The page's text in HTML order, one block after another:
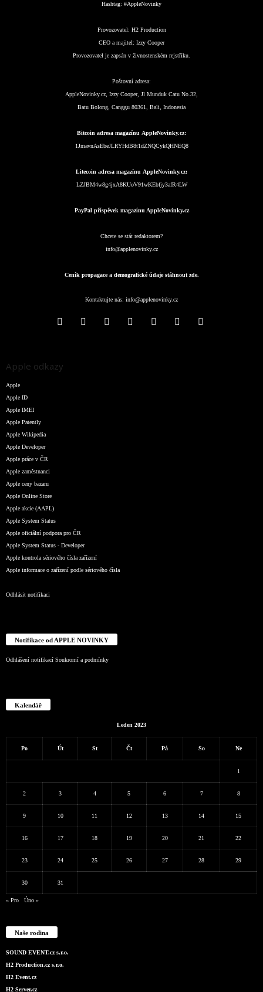
Hashtag: #AppleNovinky
Provozovatel: H2 Production
CEO a majitel: Izzy Cooper
Provozovatel je zapsán v živnostenském rejstříku.
Poštovní adresa:
AppleNovinky.cz, Izzy Cooper, Jl Munduk Catu No.32,
Batu Bolong, Canggu 80361, Bali, Indonesia
Bitcoin adresa magazínu AppleNovinky.cz:
1JmavnAsEbeJLRYHdB8t1dZNQCykQHNEQ8
Litecoin adresa magazínu AppleNovinky.cz:
LZJBM4w8g4jxA8KUoV91wKEbfjy3afR4LW
PayPal příspěvek magazínu AppleNovinky.cz
Chcete se stát redaktorem?
info@applenovinky.cz
Ceník propagace a demografické údaje stáhnout zde.
Kontaktujte nás: info@applenovinky.cz
Apple odkazy
Apple
Apple ID
Apple IMEI
Apple Patently
Apple Wikipedia
Apple Developer
Apple práce v ČR
Apple zaměstnanci
Apple ceny bazaru
Apple Online Store
Apple akcie (AAPL)
Apple System Status
Apple oficiální podpora pro ČR
Apple System Status - Developer
Apple kontrola sériového čísla zařízení
Apple informace o zařízení podle sériového čísla
Odhlásit notifikaci
Notifikace od APPLE NOVINKY
Odhlášení notifikací Soukromí a podmínky
Kalendář
Leden 2023
Po Út St Čt Pá So Ne
1
2 3 4 5 6 7 8
9 10 11 12 13 14 15
16 17 18 19 20 21 22
23 24 25 26 27 28 29
30 31
« Pro Úno »
Naše rodina
SOUND EVENT.cz s.r.o.
H2 Production.cz s.r.o.
H2 Event.cz
H2 Server.cz